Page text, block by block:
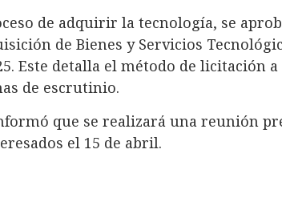
de adquirir la tecnología, se
de Bienes y Servicios
Este detalla el método de licitación
de escrutinio.
que se realizará una reunión
el 15 de abril.